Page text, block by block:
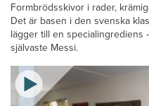
Formbrödsskivor i rader,
Det är basen i den svenska
lägger till en specialingrediens
självaste Messi.